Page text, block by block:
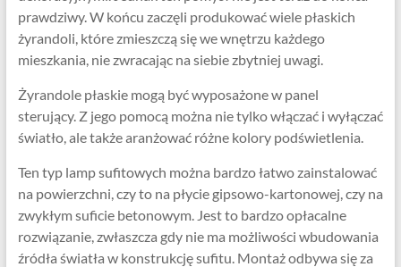
prawdziwy. W końcu zaczęli produkować wiele płaskich
żyrandoli, które zmieszczą się we wnętrzu każdego
mieszkania, nie zwracając na siebie zbytniej uwagi.
Żyrandole płaskie mogą być wyposażone w panel
sterujący. Z jego pomocą można nie tylko włączać i wyłączać
światło, ale także aranżować różne kolory podświetlenia.
Ten typ lamp sufitowych można bardzo łatwo zainstalować
na powierzchni, czy to na płycie gipsowo-kartonowej, czy na
zwykłym suficie betonowym. Jest to bardzo opłacalne
rozwiązanie, zwłaszcza gdy nie ma możliwości wbudowania
źródła światła w konstrukcję sufitu. Montaż odbywa się za